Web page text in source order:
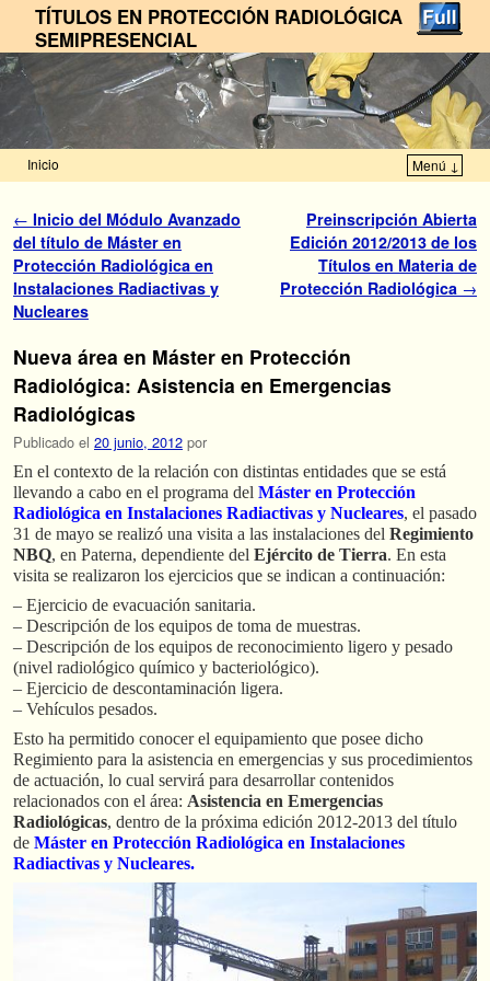
TÍTULOS EN PROTECCIÓN RADIOLÓGICA
SEMIPRESENCIAL
Inicio Menú ↓
Navegador de artículos
← Inicio del Módulo Avanzado
del título de Máster en
Protección Radiológica en
Instalaciones Radiactivas y
Nucleares
Preinscripción Abierta
Edición 2012/2013 de los
Títulos en Materia de
Protección Radiológica →
Nueva área en Máster en Protección
Radiológica: Asistencia en Emergencias
Radiológicas
Publicado el 20 junio, 2012 por
En el contexto de la relación con distintas entidades que se está
llevando a cabo en el programa del Máster en Protección
Radiológica en Instalaciones Radiactivas y Nucleares, el pasado
31 de mayo se realizó una visita a las instalaciones del Regimiento
NBQ, en Paterna, dependiente del Ejército de Tierra. En esta
visita se realizaron los ejercicios que se indican a continuación:
– Ejercicio de evacuación sanitaria.
– Descripción de los equipos de toma de muestras.
– Descripción de los equipos de reconocimiento ligero y pesado
(nivel radiológico químico y bacteriológico).
– Ejercicio de descontaminación ligera.
– Vehículos pesados.
Esto ha permitido conocer el equipamiento que posee dicho
Regimiento para la asistencia en emergencias y sus procedimientos
de actuación, lo cual servirá para desarrollar contenidos
relacionados con el área: Asistencia en Emergencias
Radiológicas, dentro de la próxima edición 2012-2013 del título
de Máster en Protección Radiológica en Instalaciones
Radiactivas y Nucleares.